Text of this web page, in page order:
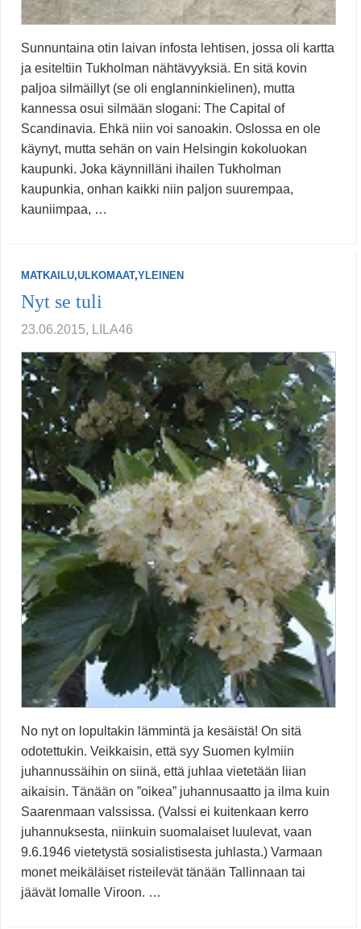
Sunnuntaina otin laivan infosta lehtisen, jossa oli kartta
ja esiteltiin Tukholman nähtävyyksiä. En sitä kovin
paljoa silmäillyt (se oli englanninkielinen), mutta
kannessa osui silmään slogani: The Capital of
Scandinavia. Ehkä niin voi sanoakin. Oslossa en ole
käynyt, mutta sehän on vain Helsingin kokoluokan
kaupunki. Joka käynnilläni ihailen Tukholman
kaupunkia, onhan kaikki niin paljon suurempaa,
kauniimpaa, …
MATKAILU,ULKOMAAT,YLEINEN
Nyt se tuli
23.06.2015, LILA46
No nyt on lopultakin lämmintä ja kesäistä! On sitä
odotettukin. Veikkaisin, että syy Suomen kylmiin
juhannussäihin on siinä, että juhlaa vietetään liian
aikaisin. Tänään on ”oikea” juhannusaatto ja ilma kuin
Saarenmaan valssissa. (Valssi ei kuitenkaan kerro
juhannuksesta, niinkuin suomalaiset luulevat, vaan
9.6.1946 vietetystä sosialistisesta juhlasta.) Varmaan
monet meikäläiset risteilevät tänään Tallinnaan tai
jäävät lomalle Viroon. …